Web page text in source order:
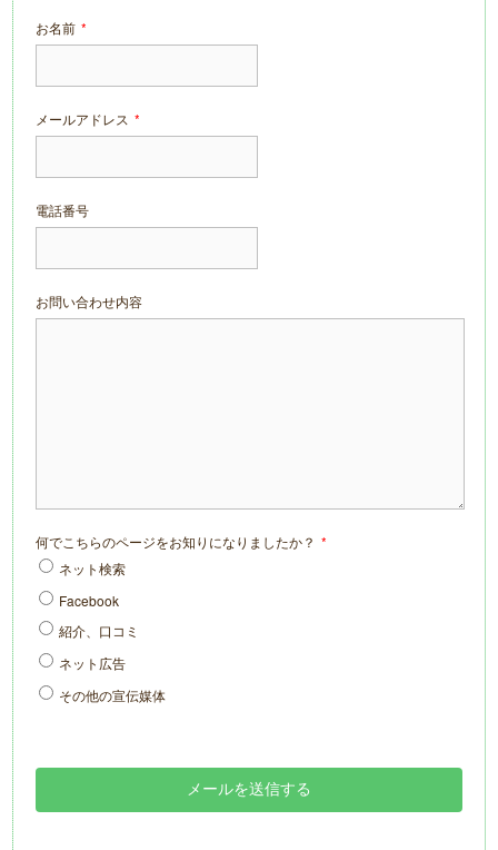
お名前 *
メールアドレス *
電話番号
お問い合わせ内容
何でこちらのページをお知りになりましたか？ *
ネット検索
Facebook
紹介、口コミ
ネット広告
その他の宣伝媒体